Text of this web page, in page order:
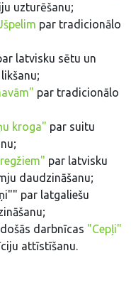
uzturēšanu;
par tradicionālo
latvisku sētu un
par tradicionālo
kroga" par suitu
par latvisku
daudzināšanu;
par latgaliešu
darbnīcas "Cepļi"
attīstīšanu.